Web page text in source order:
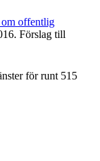
om offentlig
Förslag till
för runt 515